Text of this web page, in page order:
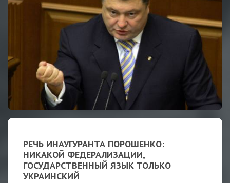
РЕЧЬ ИНАУГУРАНТА ПОРОШЕНКО:
НИКАКОЙ ФЕДЕРАЛИЗАЦИИ,
ГОСУДАРСТВЕННЫЙ ЯЗЫК ТОЛЬКО
УКРАИНСКИЙ